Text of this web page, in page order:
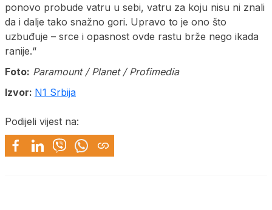
ponovo probude vatru u sebi, vatru za koju nisu ni znali
da i dalje tako snažno gori. Upravo to je ono što
uzbuđuje – srce i opasnost ovde rastu brže nego ikada
ranije.“
Foto: Paramount / Planet / Profimedia
Izvor: N1 Srbija
Podijeli vijest na: